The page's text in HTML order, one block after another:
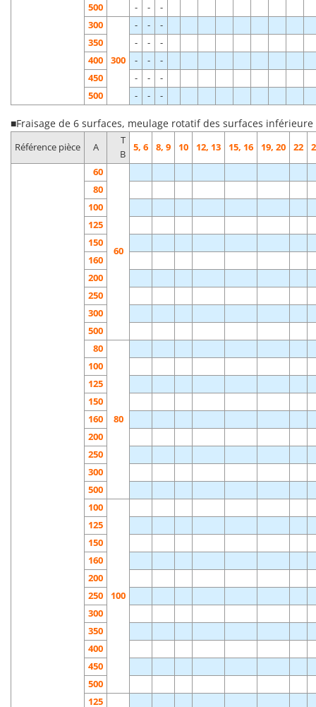
500
- -
-
300
300
- -
-
350
- -
-
400
- -
-
450
- -
-
500
- - -
■Fraisage de 6 surfaces, meulage rotatif des surfaces
Référence pièce A
T
B
5, 6 8, 9 10 12, 13 15, 16 19, 20 22
60
60
80
100
125
150
160
200
250
300
500
80
80
100
125
150
160
200
250
300
500
100
100
125
150
160
200
250
300
350
400
450
500
125